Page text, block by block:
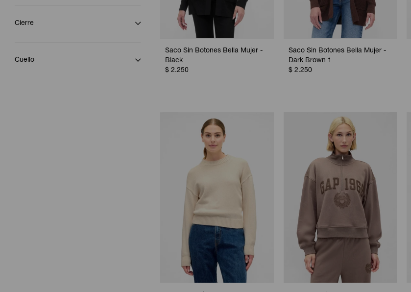
Saco Sin Botones Bella Mujer -
Black
$ 2.250
Saco Sin Botones Bella Mujer -
Dark Brown 1
$ 2.250
Cierre
Cuello